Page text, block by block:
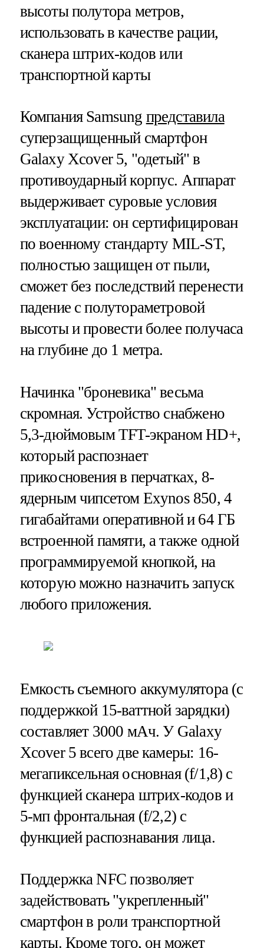
высоты полутора метров,
использовать в качестве рации,
сканера штрих-кодов или
транспортной карты
Компания Samsung представила
суперзащищенный смартфон
Galaxy Xcover 5, "одетый" в
противоударный корпус. Аппарат
выдерживает суровые условия
эксплуатации: он сертифицирован
по военному стандарту MIL-ST,
полностью защищен от пыли,
сможет без последствий перенести
падение с полутораметровой
высоты и провести более получаса
на глубине до 1 метра.
Начинка "броневика" весьма
скромная. Устройство снабжено
5,3-дюймовым TFT-экраном HD+,
который распознает
прикосновения в перчатках, 8-
ядерным чипсетом Exynos 850, 4
гигабайтами оперативной и 64 ГБ
встроенной памяти, а также одной
программируемой кнопкой, на
которую можно назначить запуск
любого приложения.
Емкость съемного аккумулятора (с
поддержкой 15-ваттной зарядки)
составляет 3000 мАч. У Galaxy
Xcover 5 всего две камеры: 16-
мегапиксельная основная (f/1,8) с
функцией сканера штрих-кодов и
5-мп фронтальная (f/2,2) с
функцией распознавания лица.
Поддержка NFC позволяет
задействовать "укрепленный"
смартфон в роли транспортной
карты. Кроме того, он может